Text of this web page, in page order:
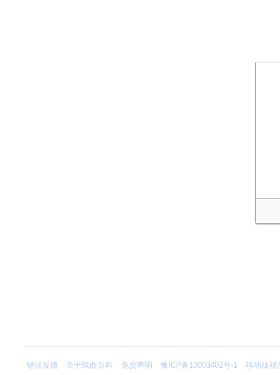
错误反馈 关于戏曲百科 免责声明 豫ICP备13003402号-1 移动版视